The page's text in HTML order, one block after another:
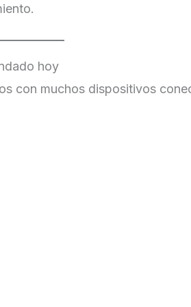
hoy
con muchos dispositivos